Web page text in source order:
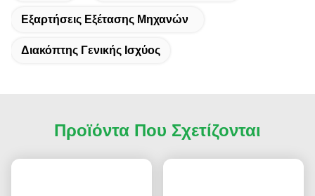
Εξαρτήσεις Εξέτασης Μηχανών
Διακόπτης Γενικής Ισχύος
Προϊόντα Που Σχετίζονται